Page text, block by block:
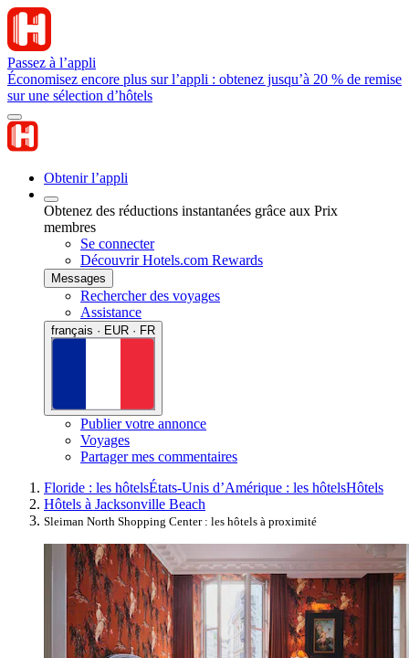
Passez à l’appli
Économisez encore plus sur l’appli : obtenez jusqu’à 20 % de remise
sur une sélection d’hôtels
Obtenir l’appli
Obtenez des réductions instantanées grâce aux Prix
membres
Se connecter
Découvrir Hotels.com Rewards
Messages
Rechercher des voyages
Assistance
français · EUR · FR
Publier votre annonce
Voyages
Partager mes commentaires
Floride : les hôtelsÉtats-Unis d’Amérique : les hôtelsHôtels
Hôtels à Jacksonville Beach
Sleiman North Shopping Center : les hôtels à proximité